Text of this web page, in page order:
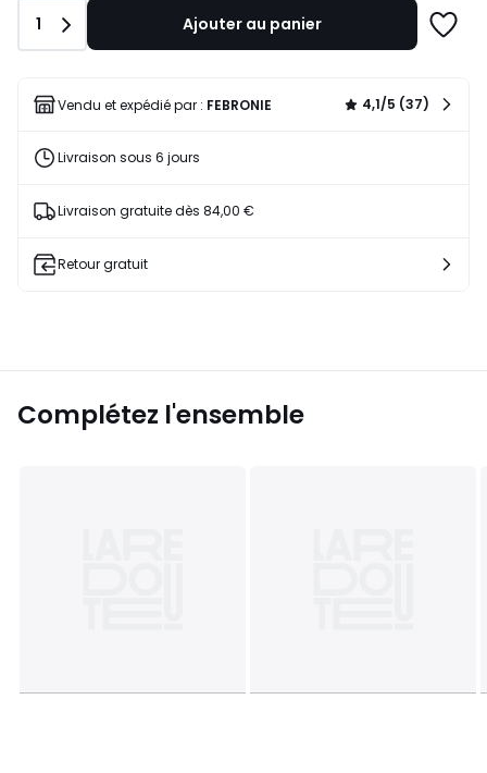
Quantité
1 Ajouter au panier
liste
Vendu et expédié par : FEBRONIE 4,1/5 (37)
Livraison sous 6 jours
Livraison gratuite dès 84,00 €
Retour gratuit
Complétez l'ensemble